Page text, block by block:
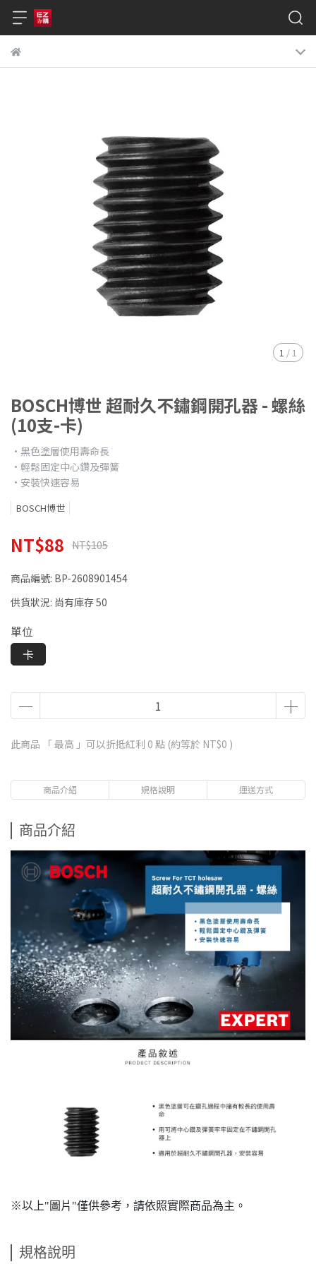
1 / 1
BOSCH博世 超耐久不鏽鋼開孔器 - 螺絲
(10支-卡)
•黑色塗層使用壽命長
•輕鬆固定中心鑽及彈簧
•安裝快速容易
BOSCH博世
NT$88 NT$105
商品編號: BP-2608901454
供貨狀況: 尚有庫存 50
單位
卡
此商品 「 最高 」可以折抵紅利 0 點 (約等於 NT$0 )
商品介紹 規格說明 運送方式
商品介紹
※以上"圖片"僅供參考，請依照實際商品為主。
規格說明